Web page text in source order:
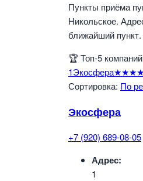
Пункты приёма
Никольское.
ближайший пункт.
🏆 Топ-5
1Экосфера
Сортировка: По
Экосфера
+7 (920) 689-08-05
Адрес:
1